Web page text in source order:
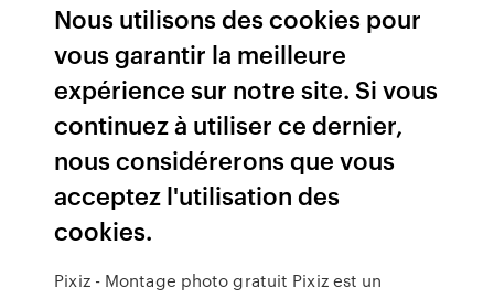
Nous utilisons des cookies pour
vous garantir la meilleure
expérience sur notre site. Si vous
continuez à utiliser ce dernier,
nous considérerons que vous
acceptez l'utilisation des
cookies.
Pixiz - Montage photo gratuit Pixiz est un